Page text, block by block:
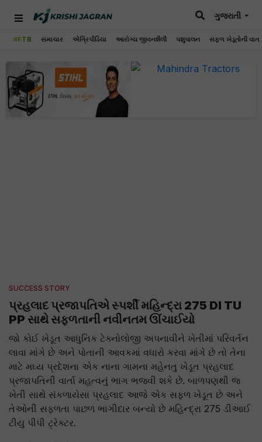
#FTB સમાચાર એગ્રિપીડિયા આરોગ્ય જીવનશૈલી પશુપાલન સફળ ખેડૂતોની વાત
ગુજરાતી
SUCCESS STORY
પ્રહલાદ પ્રજાપતિએ સ્પર્શી મહિન્દ્રા 275 DI TU
PP સાથે સફળતાની નવીનતમ ઊંચાઈયો
જો કોઈ ખેડૂત આધુનિક ટેક્નોલોજી અપનાવીને ખેતીમાં પરિવર્તન
લાવા માંગે છે અને પોતાની આવકમાં વધારો કરવા માંગે છે તો તેના
માટે મઘ્ય પ્રદેશના એક નાના ગામના મહેનતુ ખેડૂત પ્રહલાદ
પ્રજાપતિની વાર્તા મહત્વનું ભાગ ભજવી શકે છે. બાળપણથી જ
ખેતી સાથે સંકળાયેસા પ્રહલાદ આજે એક સફળ ખેડૂત છે અને
તેઓની સફળતા પાછળ ભાગીદાર બન્યો છે મહિન્દ્રા 275 ડીઆઈ
ટીયુ પીપી ટ્રેક્ટર.